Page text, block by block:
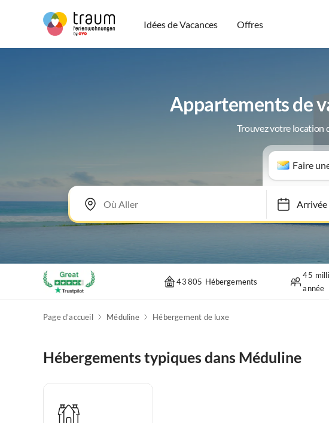
Idées de Vacances Offres
Appartements de
Trouvez votre location
Faire
Arrivée-
43 805 Hébergements
45
année
Page d'accueil Méduline Hébergement de luxe
Hébergements typiques dans Méduline